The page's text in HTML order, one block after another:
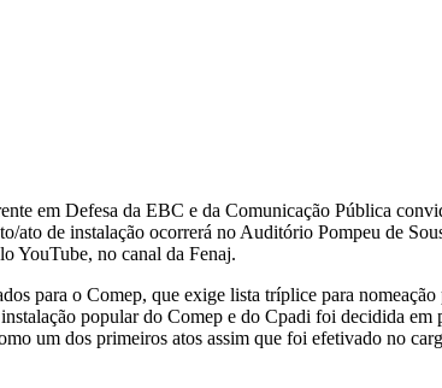
em Defesa da EBC e da Comunicação Pública
de instalação ocorrerá no Auditório Pompeu de
YouTube, no canal da Fenaj.
para o Comep, que exige lista tríplice para
popular do Comep e do Cpadi foi decidida em
um dos primeiros atos assim que foi efetivado no